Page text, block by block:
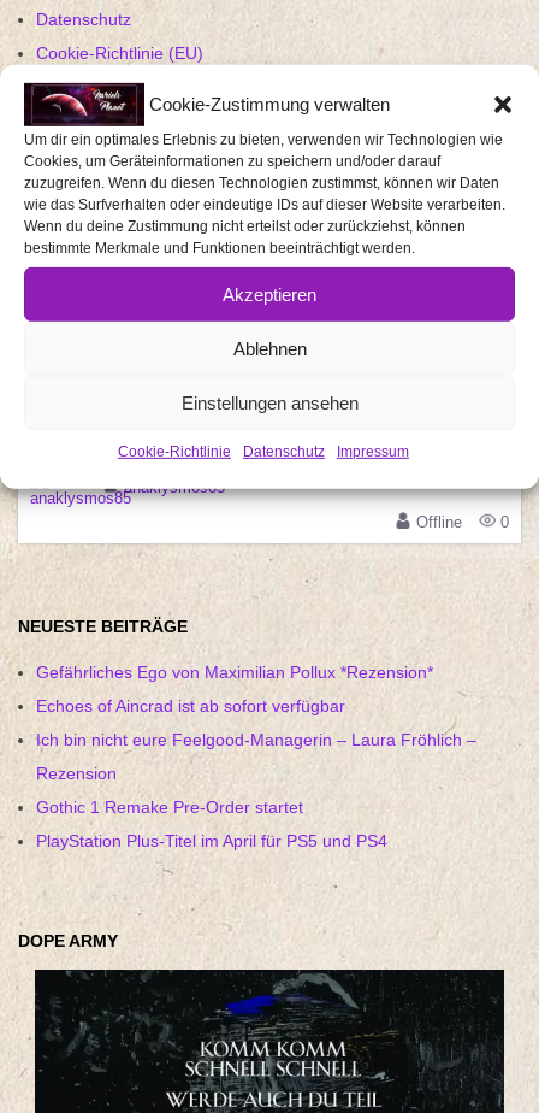
Cookie-Zustimmung verwalten
Um dir ein optimales Erlebnis zu bieten, verwenden wir Technologien wie
Cookies, um Geräteinformationen zu speichern und/oder darauf
zuzugreifen. Wenn du diesen Technologien zustimmst, können wir Daten
wie das Surfverhalten oder eindeutige IDs auf dieser Website verarbeiten.
Wenn du deine Zustimmung nicht erteilst oder zurückziehst, können
bestimmte Merkmale und Funktionen beeinträchtigt werden.
Akzeptieren
Ablehnen
Einstellungen ansehen
Cookie-Richtlinie Datenschutz Impressum
Datenschutz
Cookie-Richtlinie (EU)
Search
Offline
0
anaklysmos85
Offline
0
NEUESTE BEITRÄGE
Gefährliches Ego von Maximilian Pollux *Rezension*
Echoes of Aincrad ist ab sofort verfügbar
Ich bin nicht eure Feelgood-Managerin – Laura Fröhlich –
Rezension
Gothic 1 Remake Pre-Order startet
PlayStation Plus-Titel im April für PS5 und PS4
DOPE ARMY